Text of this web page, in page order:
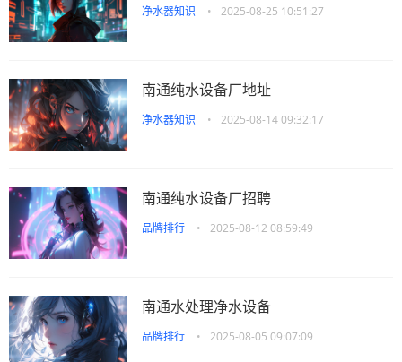
净水器知识 • 2025-08-25 10:51:27
南通纯水设备厂地址
净水器知识 • 2025-08-14 09:32:17
南通纯水设备厂招聘
品牌排行 • 2025-08-12 08:59:49
南通水处理净水设备
品牌排行 • 2025-08-05 09:07:09